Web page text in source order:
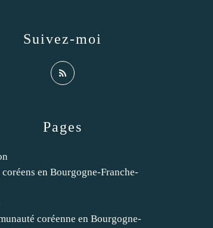
Pages
en Bourgogne-Franche-
coréenne en Bourgogne-
Suivez-moi